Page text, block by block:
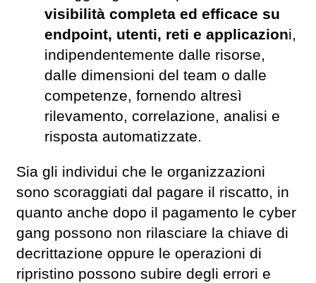
visibilità completa ed efficace su
endpoint, utenti, reti e applicazioni,
indipendentemente dalle risorse,
dalle dimensioni del team o dalle
competenze, fornendo altresì
rilevamento, correlazione, analisi e
risposta automatizzate.
Sia gli individui che le organizzazioni
sono scoraggiati dal pagare il riscatto, in
quanto anche dopo il pagamento le cyber
gang possono non rilasciare la chiave di
decrittazione oppure le operazioni di
ripristino possono subire degli errori e